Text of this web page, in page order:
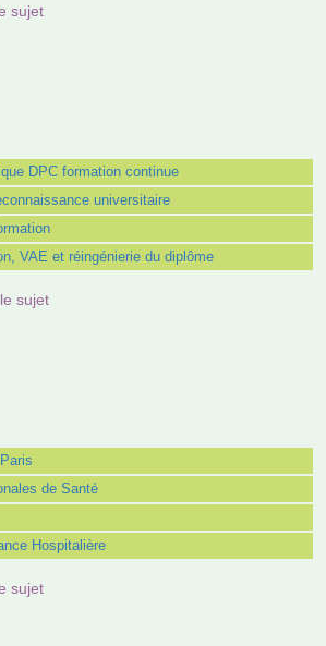
sujet
DPC formation continue
universitaire
VAE et réingénierie du diplôme
sujet
de Santé
Hospitalière
sujet